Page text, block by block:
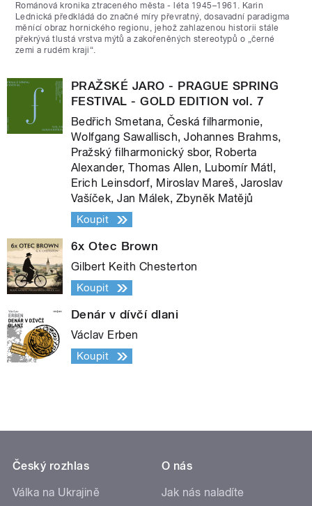
Románová kronika ztraceného města - léta 1945–1961. Karin
Lednická předkládá do značné míry převratný, dosavadní paradigma
měnící obraz hornického regionu, jehož zahlazenou historii stále
překrývá tlustá vrstva mýtů a zakořeněných stereotypů o „černé
zemi a rudém kraji“.
PRAŽSKÉ JARO - PRAGUE SPRING
FESTIVAL - GOLD EDITION vol. 7
Bedřich Smetana, Česká filharmonie,
Wolfgang Sawallisch, Johannes Brahms,
Pražský filharmonický sbor, Roberta
Alexander, Thomas Allen, Lubomír Mátl,
Erich Leinsdorf, Miroslav Mareš, Jaroslav
Vašíček, Jan Málek, Zbyněk Matějů
Koupit
6x Otec Brown
Gilbert Keith Chesterton
Koupit
Denár v dívčí dlani
Václav Erben
Koupit
Český rozhlas
Válka na Ukrajině
O nás
Jak nás naladíte